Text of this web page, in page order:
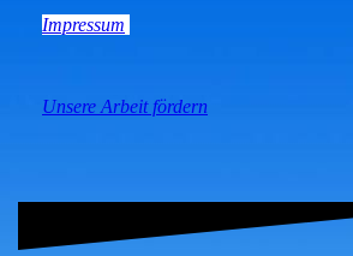
Impressum
Unsere Arbeit fördern